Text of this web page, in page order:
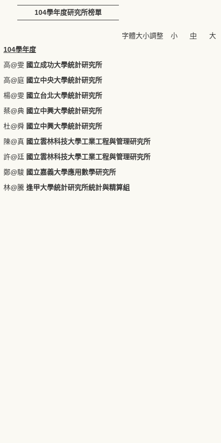
104學年度研究所榜單
字體大小調整 小 中
大
104學年度
高@雯 國立成功大學統計研究所
高@庭 國立中央大學統計研究所
楊@雯 國立台北大學統計研究所
蔡@典 國立中興大學統計研究所
杜@舜 國立中興大學統計研究所
陳@真 國立雲林科技大學工業工程與管理研究所
許@廷 國立雲林科技大學工業工程與管理研究所
鄭@駿 國立嘉義大學應用數學研究所
林@騰 逢甲大學統計研究所統計與精算組